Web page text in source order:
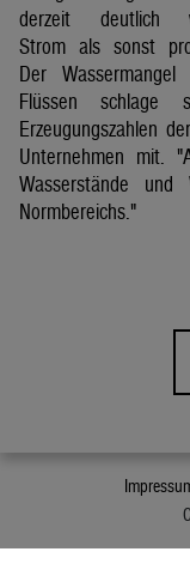
derzeit deutlich
Strom als sonst
Der
Flüssen
Erzeugungszahlen
Unternehmen mit.
Wasserstände und
Normbereichs."